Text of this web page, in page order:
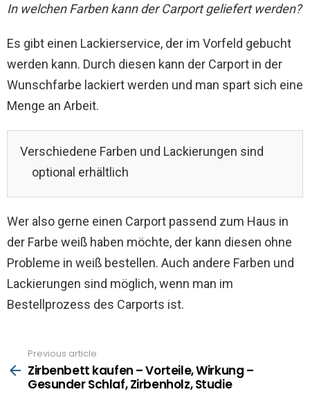
In welchen Farben kann der Carport geliefert werden?
Es gibt einen Lackierservice, der im Vorfeld gebucht
werden kann. Durch diesen kann der Carport in der
Wunschfarbe lackiert werden und man spart sich eine
Menge an Arbeit.
Verschiedene Farben und Lackierungen sind
optional erhältlich
Wer also gerne einen Carport passend zum Haus in
der Farbe weiß haben möchte, der kann diesen ohne
Probleme in weiß bestellen. Auch andere Farben und
Lackierungen sind möglich, wenn man im
Bestellprozess des Carports ist.
more
Previous article
Zirbenbett kaufen – Vorteile, Wirkung –
Gesunder Schlaf, Zirbenholz, Studie